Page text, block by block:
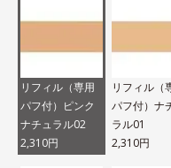
リフィル（専用
パフ付）ピンク
ナチュラル02
2,310円
リフィル（
パフ付）ナ
ラル01
2,310円